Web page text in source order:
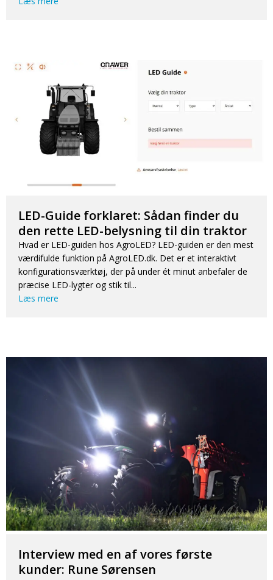
LED-Guide forklaret: Sådan finder du
den rette LED-belysning til din traktor
Hvad er LED-guiden hos AgroLED? LED-guiden er den mest
værdifulde funktion på AgroLED.dk. Det er et interaktivt
konfigurationsværktøj, der på under ét minut anbefaler de
præcise LED-lygter og stik til...
Læs mere
Interview med en af vores første
kunder: Rune Sørensen